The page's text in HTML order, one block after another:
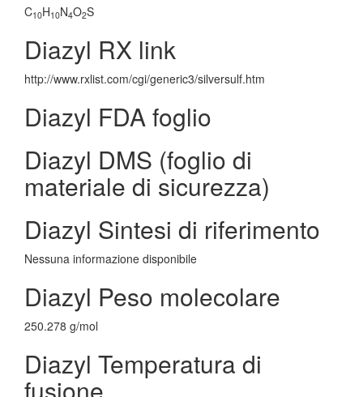
C10H10N4O2S
Diazyl RX link
http://www.rxlist.com/cgi/generic3/silversulf.htm
Diazyl FDA foglio
Diazyl DMS (foglio di
materiale di sicurezza)
Diazyl Sintesi di riferimento
Nessuna informazione disponibile
Diazyl Peso molecolare
250.278 g/mol
Diazyl Temperatura di